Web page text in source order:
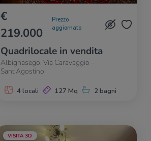
€
219.000
Prezzo
aggiornato
Quadrilocale in vendita
Albignasego, Via Caravaggio -
Sant'Agostino
4 locali 127 Mq 2 bagni
VISITA 3D